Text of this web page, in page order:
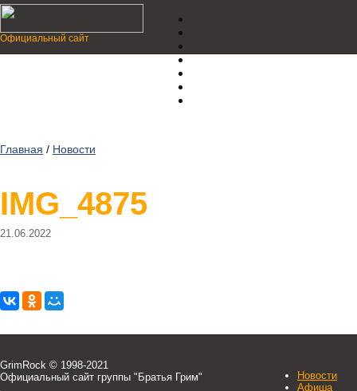
Официальный сайт
Главная / Новости
IMG_4875
21.06.2022
GrimRock © 1998-2021
Официальный сайт группы "Братья Грим"
Новости
Афиша